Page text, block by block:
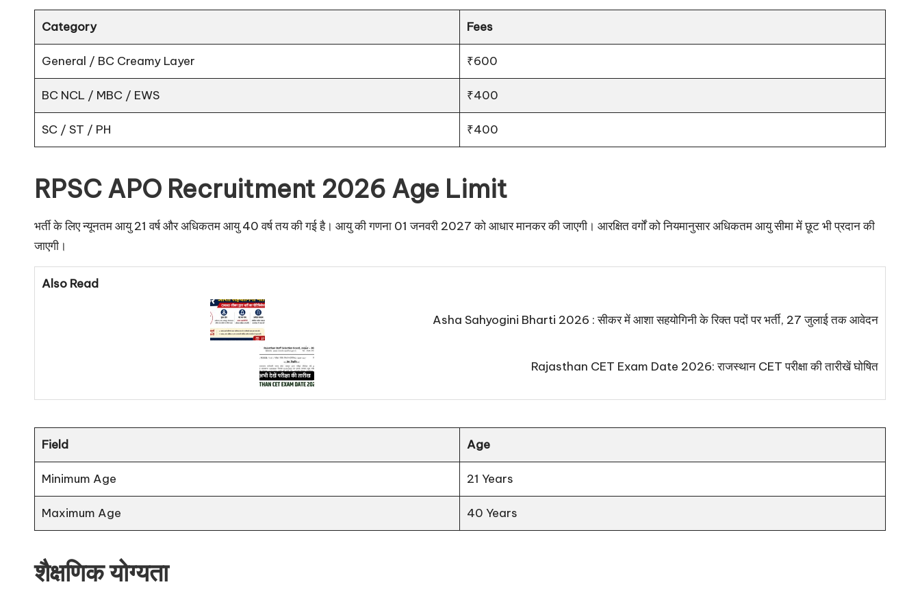
Category Fees
General / BC Creamy Layer ₹600
BC NCL / MBC / EWS ₹400
SC / ST / PH ₹400
RPSC APO Recruitment 2026 Age Limit
भर्ती के लिए न्यूनतम आयु 21 वर्ष और अधिकतम आयु 40 वर्ष तय की गई है। आयु की गणना 01 जनवरी 2027 को आधार मानकर की जाएगी। आरक्षित वर्गों को नियमानुसार अधिकतम आयु सीमा में छूट भी प्रदान की
जाएगी।
Also Read
Asha Sahyogini Bharti 2026 : सीकर में आशा सहयोगिनी के रिक्त पदों पर भर्ती, 27 जुलाई तक आवेदन
Rajasthan CET Exam Date 2026: राजस्थान CET परीक्षा की तारीखें घोषित
Field Age
Minimum Age 21 Years
Maximum Age 40 Years
शैक्षणिक योग्यता